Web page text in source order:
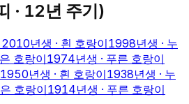
· 12년 주기)
2010년생 · 흰 호랑이1998년생 · 누
호랑이1974년생 · 푸른 호랑이
1950년생 · 흰 호랑이1938년생 · 누
호랑이1914년생 · 푸른 호랑이